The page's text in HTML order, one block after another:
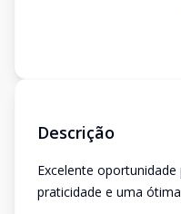
Descrição
Excelente
praticidade e uma